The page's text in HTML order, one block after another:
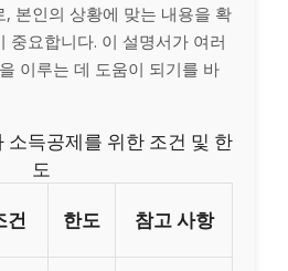
본인의 상황에 맞는 내용을 확
중요합니다. 이 설명서가 여러
이루는 데 도움이 되기를 바
소득공제를 위한 조건 및 한
도
건 한도 참고 사항